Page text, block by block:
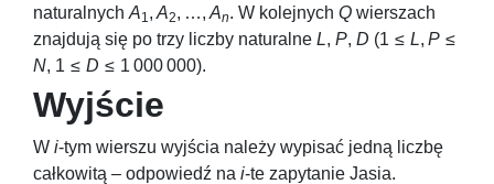
naturalnych A1, A2, …, An. W kolejnych Q wierszach
znajdują się po trzy liczby naturalne L, P, D (1 ≤ L, P ≤
N, 1 ≤ D ≤ 1 000 000).
Wyjście
W i-tym wierszu wyjścia należy wypisać jedną liczbę
całkowitą – odpowiedź na i-te zapytanie Jasia.